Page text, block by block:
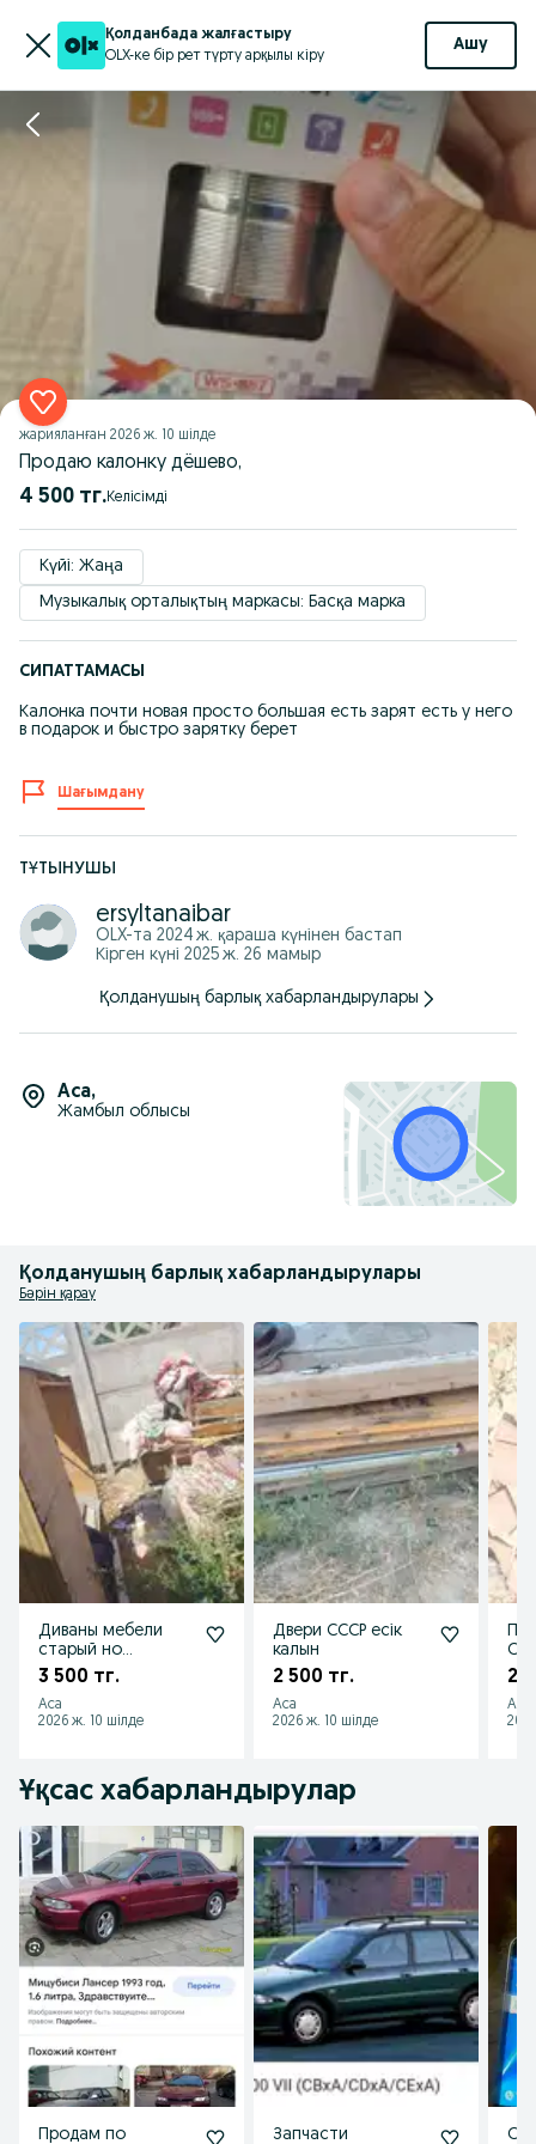
Қолданбада жалғастыру
OLX-ке бір рет түрту арқылы кіру
Ашу
жарияланған 2026 ж. 10 шілде
Продаю калонку дёшево,
4 500 тг. Келісімді
Күйі: Жаңа
Музыкалық орталықтың маркасы: Басқа марка
СИПАТТАМАСЫ
Калонка почти новая просто большая есть зарят есть у него
в подарок и быстро зарятку берет
Шағымдану
ТҰТЫНУШЫ
ersyltanaibar
OLX-та 2024 ж. қараша күнінен бастап
Кірген күні 2025 ж. 26 мамыр
Қолданушың барлық хабарландырулары
Аса,
Жамбыл облысы
Қолданушың барлық хабарландырулары
Бәрін қарау
Диваны мебели
старый но
отличные
3 500 тг.
Аса
2026 ж. 10 шілде
Двери СССР есік
калын
2 500 тг.
Аса
2026 ж. 10 шілде
2
Аса
Ұқсас хабарландырулар
Продам по Запчасти